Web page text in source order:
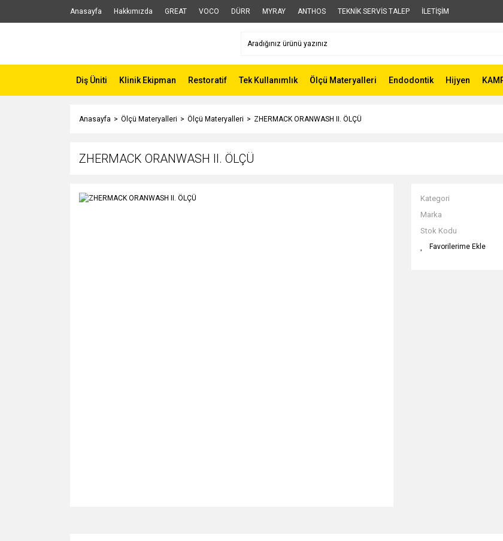
Anasayfa Hakkımızda GREAT VOCO DÜRR MYRAY ANTHOS TEKNİK SERVİS TALEP İLETİŞİM
Diş Üniti Klinik Ekipman Restoratif Tek Kullanımlık Ölçü Materyalleri Endodontik Hijyen
Anasayfa Ölçü Materyalleri Ölçü Materyalleri ZHERMACK ORANWASH II. ÖLÇÜ
ZHERMACK ORANWASH II. ÖLÇÜ
Kategori
Marka
Stok Kodu